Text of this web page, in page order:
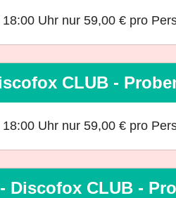
Uhr nur 59,00 € pro
CLUB -
Uhr nur 59,00 € pro
Discofox CLUB -